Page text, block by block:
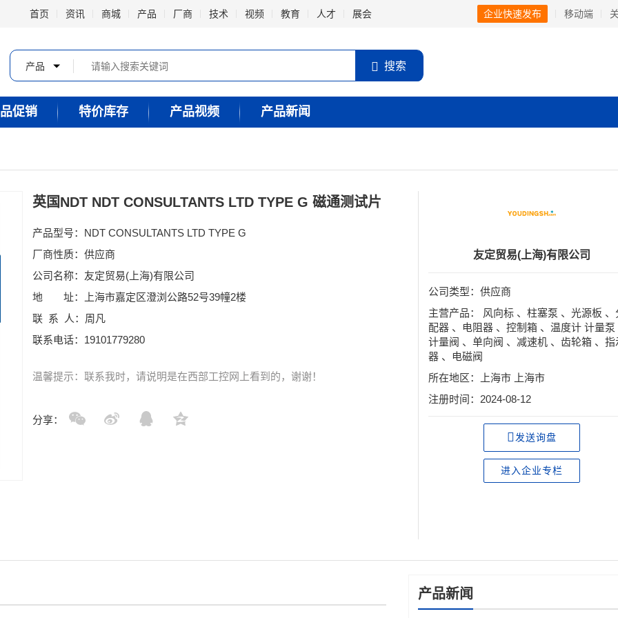
首页 资讯 商城 产品 厂商 技术 视频 教育 人才 展会 企业快速发布 移动端
产品 搜索
促销 特价库存 产品视频 产品新闻
英国NDT NDT CONSULTANTS LTD TYPE G 磁通测试片
产品型号：NDT CONSULTANTS LTD TYPE G
厂商性质：供应商
公司名称：友定贸易(上海)有限公司
地 址：上海市嘉定区澄浏公路52号39幢2楼
联 系 人：周凡
联系电话：19101779280
温馨提示：联系我时，请说明是在西部工控网上看到的，谢谢！
分享：
友定贸易(上海)有限公司
公司类型：供应商
主营产品： 风向标 、柱塞泵 、光源板 、
配器 、电阻器 、控制箱 、温度计 计量泵
计量阀 、单向阀 、减速机 、齿轮箱 、指
器 、电磁阀
所在地区：上海市 上海市
注册时间：2024-08-12
发送询盘
进入企业专栏
产品新闻